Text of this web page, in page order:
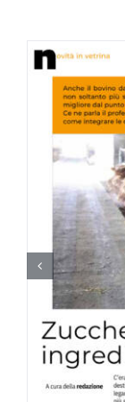
Contatti